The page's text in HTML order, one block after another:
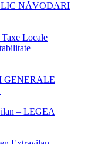
NĂVODARI
Locale
GENERALE
– LEGEA